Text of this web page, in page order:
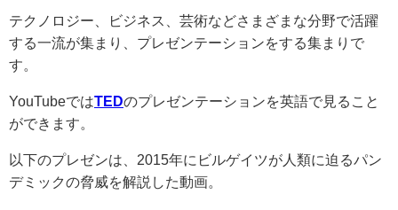
テクノロジー、ビジネス、芸術などさまざまな分野で活躍
する一流が集まり、プレゼンテーションをする集まりで
す。
YouTubeではTEDのプレゼンテーションを英語で見ること
ができます。
以下のプレゼンは、2015年にビルゲイツが人類に迫るパン
デミックの脅威を解説した動画。